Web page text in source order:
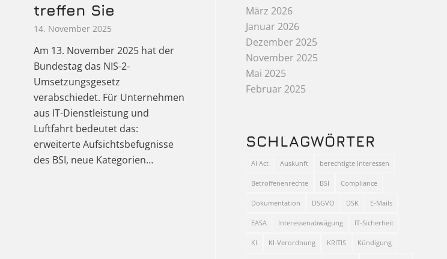
treffen Sie
14. November 2025
Am 13. November 2025 hat der
Bundestag das NIS-2-
Umsetzungsgesetz
verabschiedet. Für Unternehmen
aus IT-Dienstleistung und
Luftfahrt bedeutet das:
erweiterte Aufsichtsbefugnisse
des BSI, neue Kategorien…
März 2026
Januar 2026
Dezember 2025
November 2025
Mai 2025
Februar 2025
SCHLAGWÖRTER
AI Act Auskunft berechtigte Interessen
Betroffenenrechte BSI Compliance
Dokumentation DSGVO DSK E-Mails
EASA Interessenabwägung IT-Sicherheit
KI KI-Verordnung KRITIS Kündigung